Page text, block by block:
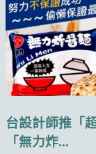
台設計師推「
「無力炸...